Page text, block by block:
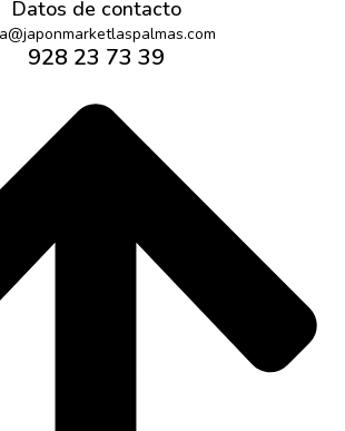
Datos de contacto
928 23 73 39